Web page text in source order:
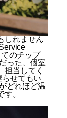
しれません
のチップ
った、個室
担当してく
せてもい
どれほど温
す。